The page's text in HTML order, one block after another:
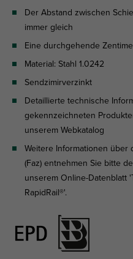
Der Abstand zwischen
immer gleich
Eine durchgehende
Material: Stahl 1.0242
Sendzimirverzinkt
Detaillierte technische
gekennzeichneten
unserem Webkatalog
Weitere Informationen über
(Faz) entnehmen Sie bitte
unserem Online-Datenblatt
RapidRail®'.